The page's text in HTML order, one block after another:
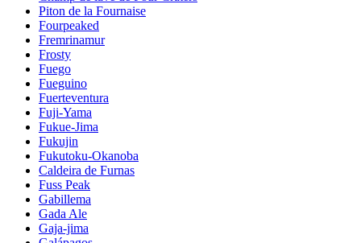
Piton de la Fournaise
Fourpeaked
Fremrinamur
Frosty
Fuego
Fueguino
Fuerteventura
Fuji-Yama
Fukue-Jima
Fukujin
Fukutoku-Okanoba
Caldeira de Furnas
Fuss Peak
Gabillema
Gada Ale
Gaja-jima